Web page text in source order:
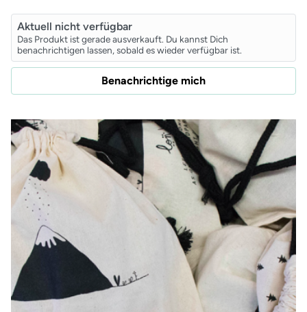
Aktuell nicht verfügbar
Das Produkt ist gerade ausverkauft. Du kannst Dich
benachrichtigen lassen, sobald es wieder verfügbar ist.
Benachrichtige mich